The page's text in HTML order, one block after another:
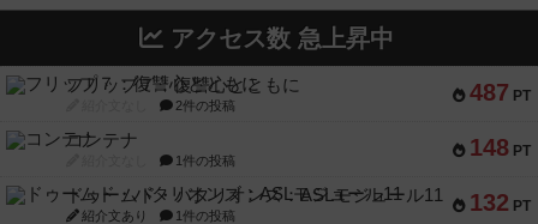
アクセス数 急上昇中
487 PT
フリップ７：復讐心とともに
2件の投稿
148 PT
コンテナ
1件の投稿
132 PT
ドゥームド・バタリオンズ：ASLモジュール11
紹介文あり 1件の投稿